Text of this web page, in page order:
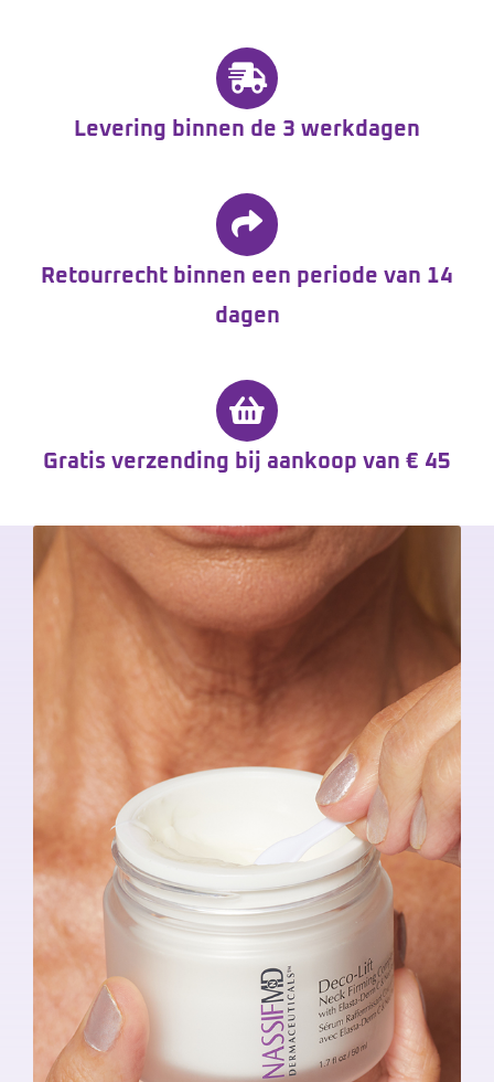
Levering binnen de 3 werkdagen
Retourrecht binnen een periode van 14
dagen
Gratis verzending bij aankoop van € 45